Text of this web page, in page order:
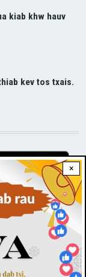
×
kiab khw hauv
kev tos txais.